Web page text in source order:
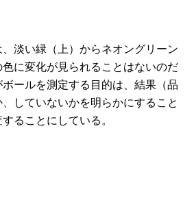
淡い緑（上）からネオングリーン
に変化が見られることはないのだ
ールを測定する目的は、結果（品
していないかを明らかにすること
ることにしている。